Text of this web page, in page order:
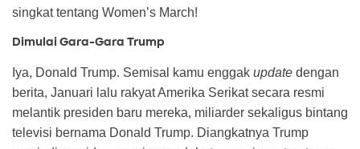
singkat tentang Women’s March!
Dimulai Gara-Gara Trump
Iya, Donald Trump. Semisal kamu enggak update dengan
berita, Januari lalu rakyat Amerika Serikat secara resmi
melantik presiden baru mereka, miliarder sekaligus bintang
televisi bernama Donald Trump. Diangkatnya Trump